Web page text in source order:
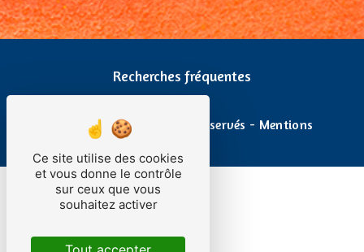
Recherches fréquentes
- 2026 - Tous droits réservés - Mentions
Ce site utilise des cookies
et vous donne le contrôle
sur ceux que vous
souhaitez activer